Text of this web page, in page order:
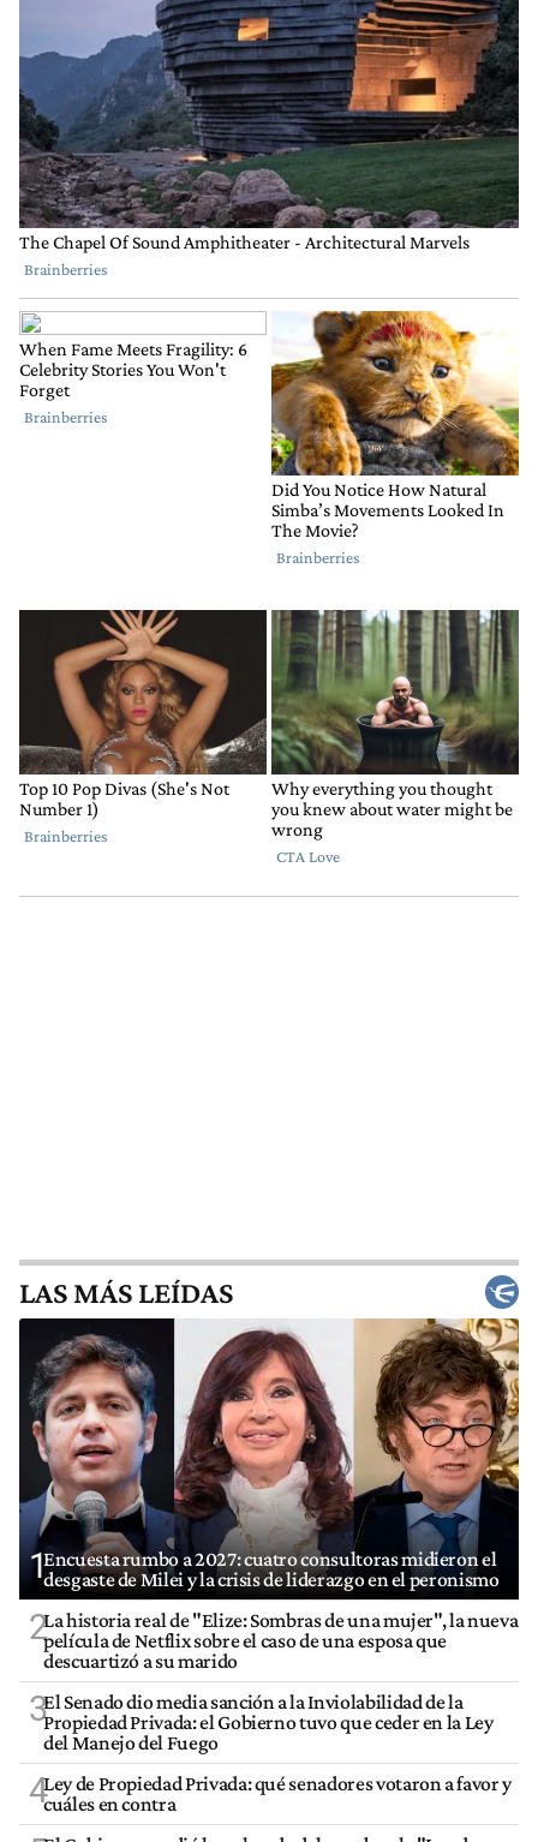
LAS MÁS LEÍDAS
1Encuesta rumbo a 2027: cuatro consultoras midieron el
desgaste de Milei y la crisis de liderazgo en el peronismo
2La historia real de "Elize: Sombras de una mujer", la nueva
película de Netflix sobre el caso de una esposa que
descuartizó a su marido
3El Senado dio media sanción a la Inviolabilidad de la
Propiedad Privada: el Gobierno tuvo que ceder en la Ley
del Manejo del Fuego
4Ley de Propiedad Privada: qué senadores votaron a favor y
cuáles en contra